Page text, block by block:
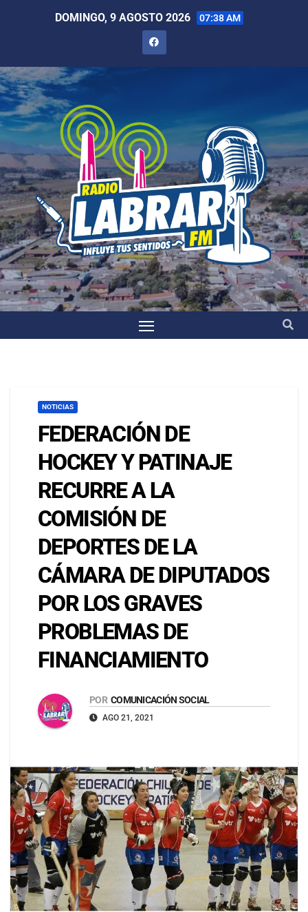
DOMINGO, 9 AGOSTO 2026 07:38 AM
NOTICIAS
FEDERACIÓN DE
HOCKEY Y PATINAJE
RECURRE A LA
COMISIÓN DE
DEPORTES DE LA
CÁMARA DE DIPUTADOS
POR LOS GRAVES
PROBLEMAS DE
FINANCIAMIENTO
POR COMUNICACIÓN SOCIAL
AGO 21, 2021